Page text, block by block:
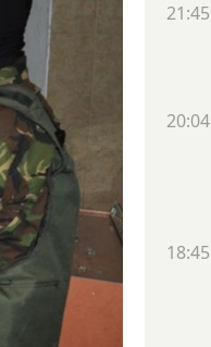
21:45
20:04
18:45